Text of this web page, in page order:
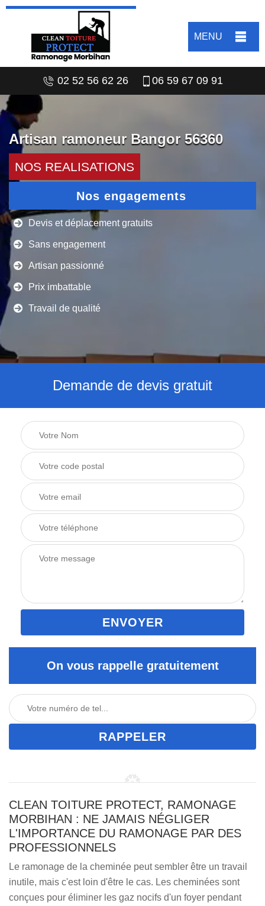
MENU
02 52 56 62 26 06 59 67 09 91
Artisan ramoneur Bangor 56360
NOS REALISATIONS
Nos engagements
Devis et déplacement gratuits
Sans engagement
Artisan passionné
Prix imbattable
Travail de qualité
Demande de devis gratuit
On vous rappelle gratuitement
CLEAN TOITURE PROTECT, RAMONAGE
MORBIHAN : NE JAMAIS NÉGLIGER
L'IMPORTANCE DU RAMONAGE PAR DES
PROFESSIONNELS
Le ramonage de la cheminée peut sembler être un travail
inutile, mais c'est loin d'être le cas. Les cheminées sont
conçues pour éliminer les gaz nocifs d'un foyer pendant